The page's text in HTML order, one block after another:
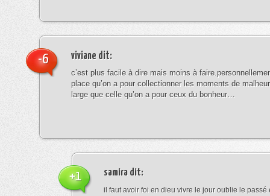
viviane dit:
c’est plus facile à dire mais moins à
place qu’on a pour collectionner les moments de
large que celle qu’on a pour ceux du bonheur…
-6
samira dit:
il faut avoir foi en dieu vivre le jour oublie le passé
+1